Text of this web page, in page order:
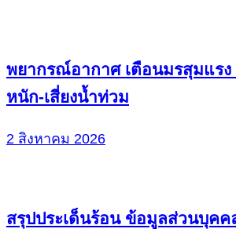
พยากรณ์อากาศ เตือนมรสุมแรง
หนัก-เสี่ยงน้ำท่วม
2 สิงหาคม 2026
สรุปประเด็นร้อน ข้อมูลส่วนบุคค